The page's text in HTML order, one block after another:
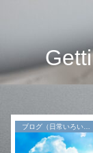
ブログ（日常いろいろ）